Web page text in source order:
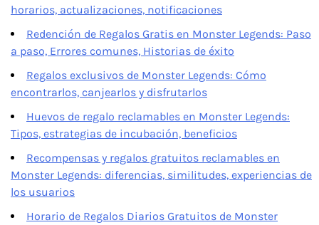
horarios, actualizaciones, notificaciones
Redención de Regalos Gratis en Monster Legends: Paso
a paso, Errores comunes, Historias de éxito
Regalos exclusivos de Monster Legends: Cómo
encontrarlos, canjearlos y disfrutarlos
Huevos de regalo reclamables en Monster Legends:
Tipos, estrategias de incubación, beneficios
Recompensas y regalos gratuitos reclamables en
Monster Legends: diferencias, similitudes, experiencias de
los usuarios
Horario de Regalos Diarios Gratuitos de Monster